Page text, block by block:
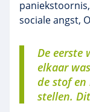
sociale angst,
De eerste
elkaar
de stof en
stellen.